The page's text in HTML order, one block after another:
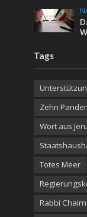
Tags
Zehn
Wort aus
Totes Meer
Rabbi